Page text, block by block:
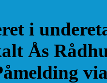
i
Ås